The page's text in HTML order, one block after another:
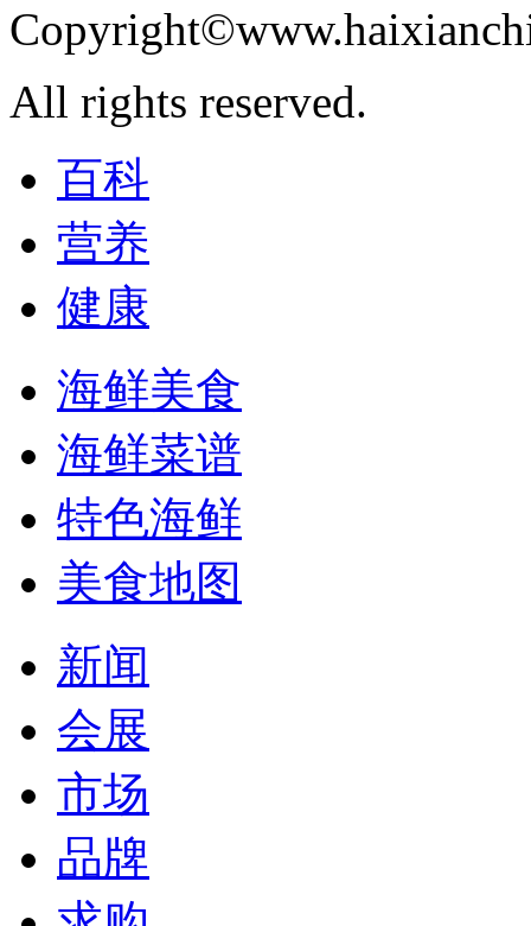
All rights reserved.
百科
营养
健康
海鲜美食
海鲜菜谱
特色海鲜
美食地图
新闻
会展
市场
品牌